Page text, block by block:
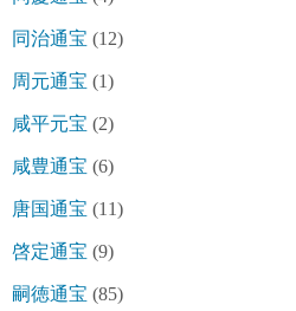
同治通宝 (12)
周元通宝 (1)
咸平元宝 (2)
咸豊通宝 (6)
唐国通宝 (11)
啓定通宝 (9)
嗣徳通宝 (85)